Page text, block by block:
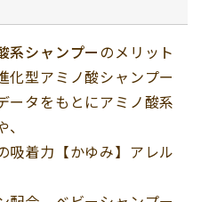
系シャンプーのメリット
化型アミノ酸シャンプー
ータをもとにアミノ酸系
吸着力【かゆみ】アレル